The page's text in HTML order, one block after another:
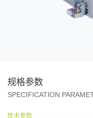
规格参数
SPECIFICATION